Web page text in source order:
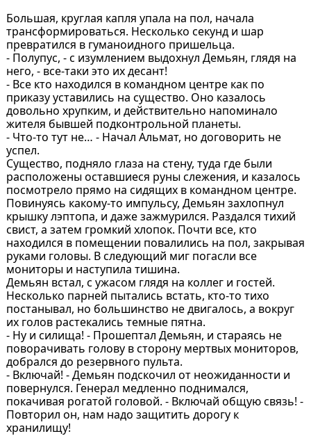
Большая, круглая капля упала на пол, начала
трансформироваться. Несколько секунд и шар
превратился в гуманоидного пришельца.
- Полупус, - с изумлением выдохнул Демьян, глядя на
него, - все-таки это их десант!
- Все кто находился в командном центре как по
приказу уставились на существо. Оно казалось
довольно хрупким, и действительно напоминало
жителя бывшей подконтрольной планеты.
- Что-то тут не… - Начал Альмат, но договорить не
успел.
Существо, подняло глаза на стену, туда где были
расположены оставшиеся руны слежения, и казалось
посмотрело прямо на сидящих в командном центре.
Повинуясь какому-то импульсу, Демьян захлопнул
крышку лэптопа, и даже зажмурился. Раздался тихий
свист, а затем громкий хлопок. Почти все, кто
находился в помещении повалились на пол, закрывая
руками головы. В следующий миг погасли все
мониторы и наступила тишина.
Демьян встал, с ужасом глядя на коллег и гостей.
Несколько парней пытались встать, кто-то тихо
постанывал, но большинство не двигалось, а вокруг
их голов растекались темные пятна.
- Ну и силища! - Прошептал Демьян, и стараясь не
поворачивать голову в сторону мертвых мониторов,
добрался до резервного пульта.
- Включай! - Демьян подскочил от неожиданности и
повернулся. Генерал медленно поднимался,
покачивая рогатой головой. - Включай общую связь! -
Повторил он, нам надо защитить дорогу к
хранилищу!